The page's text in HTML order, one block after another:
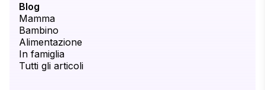
Blog
Mamma
Bambino
Alimentazione
In famiglia
Tutti gli articoli